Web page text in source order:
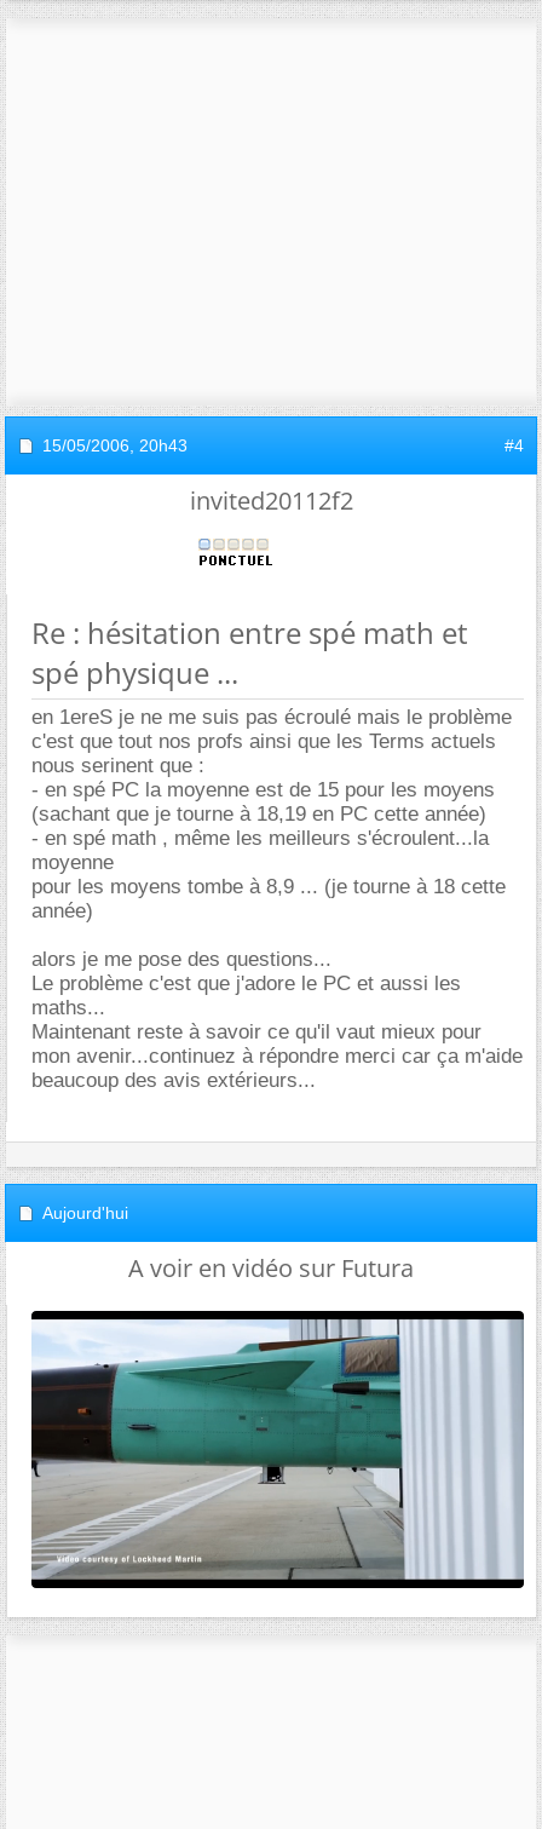
15/05/2006, 20h43 #4
invited20112f2
Re : hésitation entre spé math et
spé physique ...
en 1ereS je ne me suis pas écroulé mais le problème
c'est que tout nos profs ainsi que les Terms actuels
nous serinent que :
- en spé PC la moyenne est de 15 pour les moyens
(sachant que je tourne à 18,19 en PC cette année)
- en spé math , même les meilleurs s'écroulent...la
moyenne
pour les moyens tombe à 8,9 ... (je tourne à 18 cette
année)
alors je me pose des questions...
Le problème c'est que j'adore le PC et aussi les
maths...
Maintenant reste à savoir ce qu'il vaut mieux pour
mon avenir...continuez à répondre merci car ça m'aide
beaucoup des avis extérieurs...
Aujourd'hui
A voir en vidéo sur Futura